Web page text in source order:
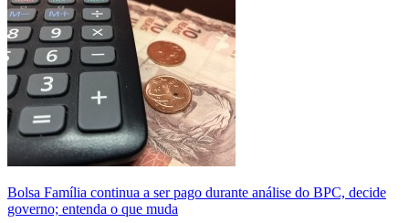
Bolsa Família continua a ser pago durante análise do BPC, decide
governo; entenda o que muda